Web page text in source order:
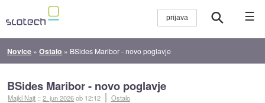
☰
Novice »Ostalo » BSides Maribor - novo poglavje
BSides Maribor - novo poglavje
Majkl Najt ::2. jun 2026ob 12:12 Ostalo